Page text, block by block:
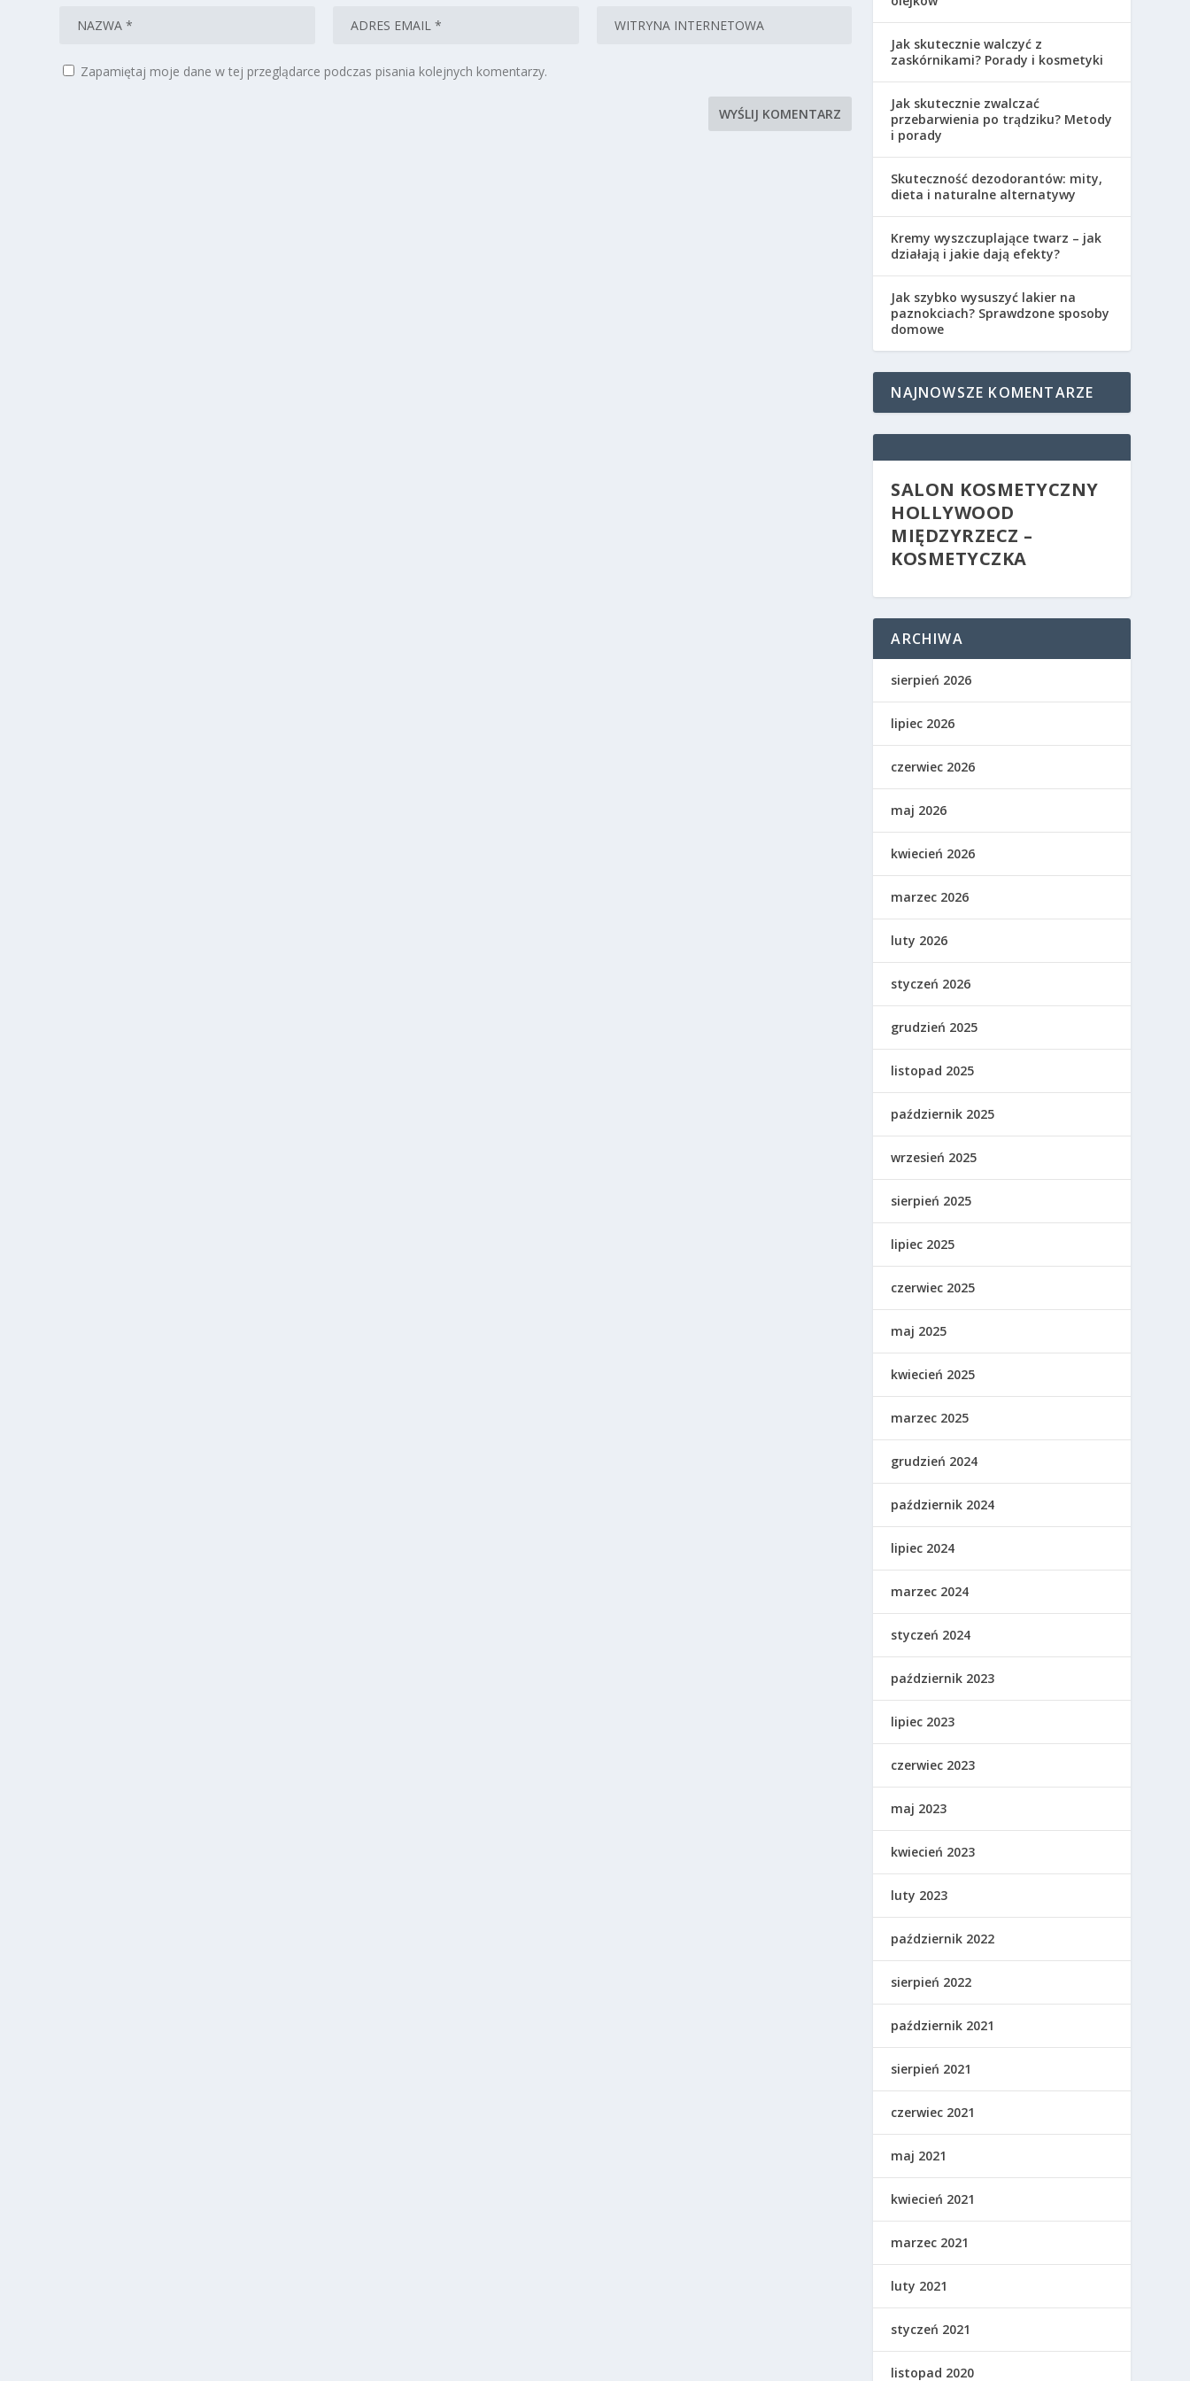
Zapamiętaj moje dane w tej przeglądarce podczas pisania kolejnych komentarzy.
Jak skutecznie walczyć z
zaskórnikami? Porady i kosmetyki
Jak skutecznie zwalczać
przebarwienia po trądziku? Metody
i porady
Skuteczność dezodorantów: mity,
dieta i naturalne alternatywy
Kremy wyszczuplające twarz – jak
działają i jakie dają efekty?
Jak szybko wysuszyć lakier na
paznokciach? Sprawdzone sposoby
domowe
NAJNOWSZE KOMENTARZE
SALON KOSMETYCZNY
HOLLYWOOD
MIĘDZYRZECZ –
KOSMETYCZKA
ARCHIWA
sierpień 2026
lipiec 2026
czerwiec 2026
maj 2026
kwiecień 2026
marzec 2026
luty 2026
styczeń 2026
grudzień 2025
listopad 2025
październik 2025
wrzesień 2025
sierpień 2025
lipiec 2025
czerwiec 2025
maj 2025
kwiecień 2025
marzec 2025
grudzień 2024
październik 2024
lipiec 2024
marzec 2024
styczeń 2024
październik 2023
lipiec 2023
czerwiec 2023
maj 2023
kwiecień 2023
luty 2023
październik 2022
sierpień 2022
październik 2021
sierpień 2021
czerwiec 2021
maj 2021
kwiecień 2021
marzec 2021
luty 2021
styczeń 2021
listopad 2020